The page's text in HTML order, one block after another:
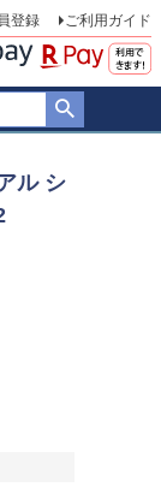
登録 ご利用ガイド
ル シ